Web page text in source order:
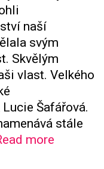
naší
svým
Skvělým
vlast. Velkého
Šafářová.
stále
more